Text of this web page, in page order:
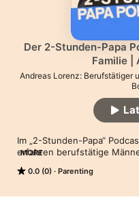
Der 2-Stunden-Papa
Familie |
Andreas Lorenz: Berufstätiger
0.0 (0) Parenting
Im „2-Stunden-Papa“
erfahren berufstätige
Tipps, Tricks und Strategien
Podcast wird präsentiert
MORE